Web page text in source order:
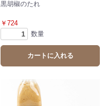
黒胡椒のたれ
￥724
数量
カートに入れる